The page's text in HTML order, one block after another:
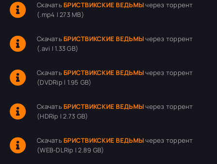
Скачать БРИСТВИКСКИЕ ВЕДЬМЫчерез торрент
(.mp4 | 273 MB)
Скачать БРИСТВИКСКИЕ ВЕДЬМЫчерез торрент
(.avi | 1.33 GB)
Скачать БРИСТВИКСКИЕ ВЕДЬМЫчерез торрент
(DVDRip | 1.95 GB)
Скачать БРИСТВИКСКИЕ ВЕДЬМЫчерез торрент
(HDRip | 2.73 GB)
Скачать БРИСТВИКСКИЕ ВЕДЬМЫчерез торрент
(WEB-DLRip | 2.89 GB)